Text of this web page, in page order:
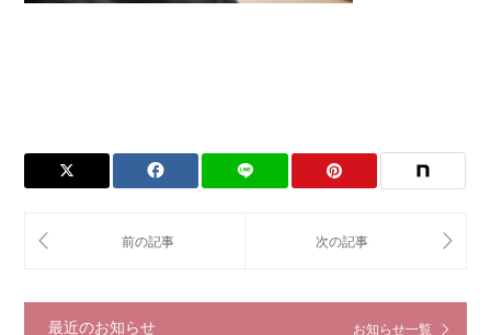
最近のお知らせ お知らせ一覧